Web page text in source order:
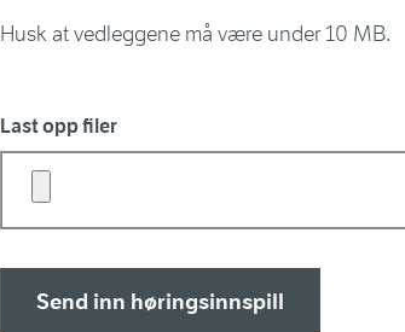
Husk at vedleggene må være under 10 MB.
Last opp filer
Send inn høringsinnspill